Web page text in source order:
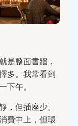
是整面書牆，
多。我常看到
下午。
，但插座少。
費中上，但環